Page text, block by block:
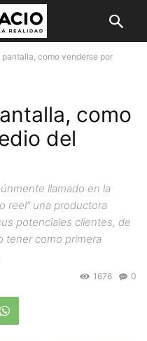
pantalla, como venderse por
como
del
llamado en la
reel” una productora
potenciales clientes, de
tener como primera
0
1676